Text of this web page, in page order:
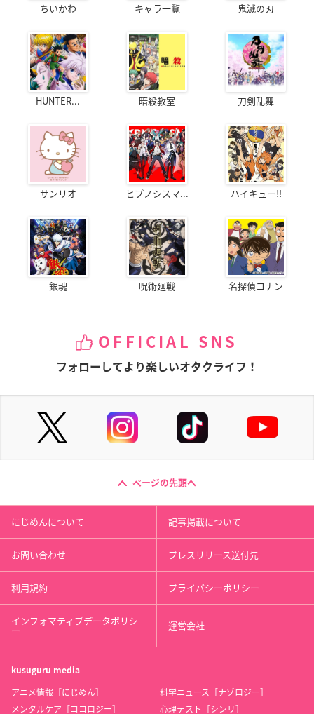
ちいかわ キャラ一覧 鬼滅の刃
HUNTER... 暗殺教室 刀剣乱舞
サンリオ ヒプノシスマ... ハイキュー!!
銀魂 呪術廻戦 名探偵コナン
OFFICIAL SNS
フォローしてより楽しいオタクライフ！
ページの先頭へ
にじめんについて 記事掲載について
お問い合わせ プレスリリース送付先
利用規約 プライバシーポリシー
インフォマティブデータポリシ
ー 運営会社
kusuguru media
アニメ情報［にじめん］
科学ニュース［ナゾロジー］
メンタルケア［ココロジー］
心理テスト［シンリ］